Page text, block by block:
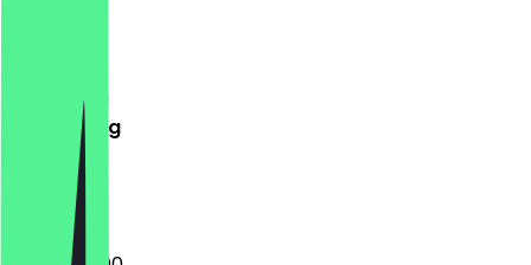
Woensdag
Donderdag
Zaterdag
Zondag